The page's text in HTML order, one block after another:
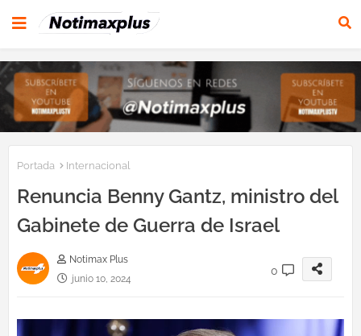
Portada Internacional
Renuncia Benny Gantz, ministro del
Gabinete de Guerra de Israel
Notimax Plus
junio 10, 2024
0